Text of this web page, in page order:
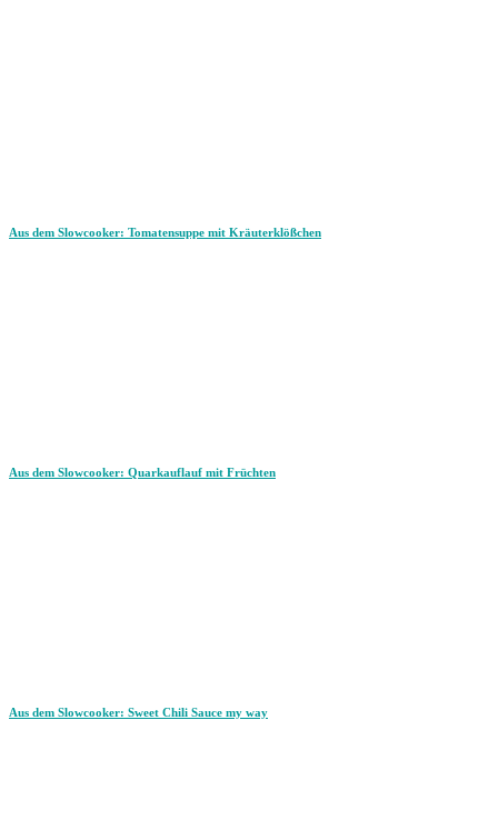
Aus dem Slowcooker: Tomatensuppe mit Kräuterklößchen
Aus dem Slowcooker: Quarkauflauf mit Früchten
Aus dem Slowcooker: Sweet Chili Sauce my way